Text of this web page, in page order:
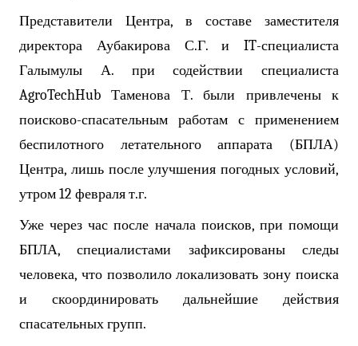
Представители Центра, в составе заместителя
директора Аубакирова С.Г. и IT-специалиста
Галымулы А. при содействии специалиста
AgroTechHub
Таменова Т. были привлечены к
поисково-спасательным работам с применением
беспилотного летательного аппарата (БПЛА)
Центра, лишь после улучшения погодных условий,
утром 12 февраля т.г.
Уже через час после начала поисков, при помощи
БПЛА, специалистами зафиксированы следы
человека, что позволило локализовать зону поиска
и скоординировать дальнейшие действия
спасательных групп.